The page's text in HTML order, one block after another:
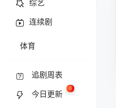
综艺
连续剧
体育
追剧周表
今日更新
0